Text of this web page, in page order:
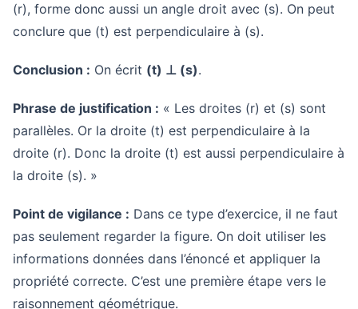
(r), forme donc aussi un angle droit avec (s). On peut
conclure que (t) est perpendiculaire à (s).
Conclusion : On écrit (t) ⊥ (s).
Phrase de justification : « Les droites (r) et (s) sont
parallèles. Or la droite (t) est perpendiculaire à la
droite (r). Donc la droite (t) est aussi perpendiculaire à
la droite (s). »
Point de vigilance : Dans ce type d’exercice, il ne faut
pas seulement regarder la figure. On doit utiliser les
informations données dans l’énoncé et appliquer la
propriété correcte. C’est une première étape vers le
raisonnement géométrique.